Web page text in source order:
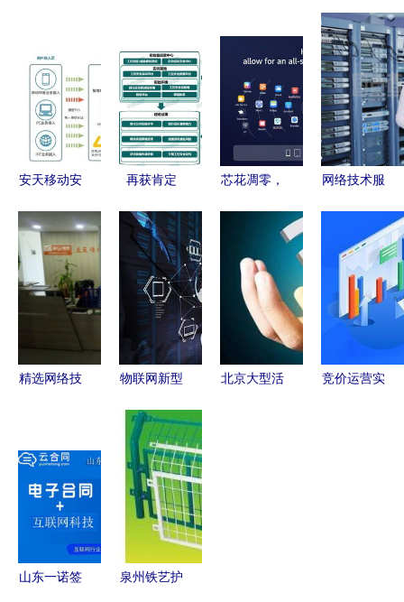
安天移动安
2020年网
络安全技术
应用试点示
范名录 强
的领航力
再获肯定
选工信部
2020年工
业互联网试
点示范项目
芯花凋零，
打响“突围
战” 网友惊
叹技术太硬
核
网络技术服
服务器室
数字世界的
核心枢纽
精选网络技
精品生活助
手
物联网新型
设三年行动
计划发布
2023年底
连接数目标
突破20亿，
加速网络技
北京大型活
竞价运营实
山东一诺签
泉州铁艺护